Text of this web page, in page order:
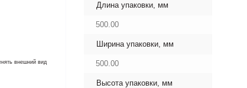
внешний вид
Длина упаковки, мм
500.00
Ширина упаковки, мм
500.00
Высота упаковки, мм